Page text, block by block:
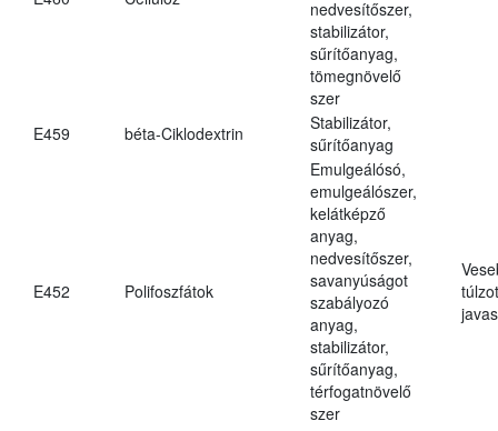
nedvesítőszer,
stabilizátor,
sűrítőanyag,
tömegnövelő
szer
E459
béta-Ciklodextrin
Stabilizátor,
sűrítőanyag
E452 Polifoszfátok
Emulgeálósó,
emulgeálószer,
kelátképző
anyag,
nedvesítőszer,
savanyúságot
szabályozó
anyag,
stabilizátor,
sűrítőanyag,
térfogatnövelő
szer